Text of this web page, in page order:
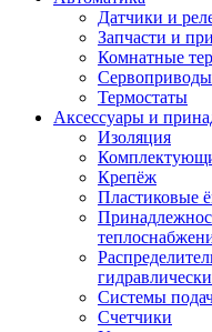
Датчики и
Запчасти и
Комнатные
Сервоприводы
Термостаты
Аксессуары и
Изоляция
Крепёж
Пластиковые
Системы
Счетчики